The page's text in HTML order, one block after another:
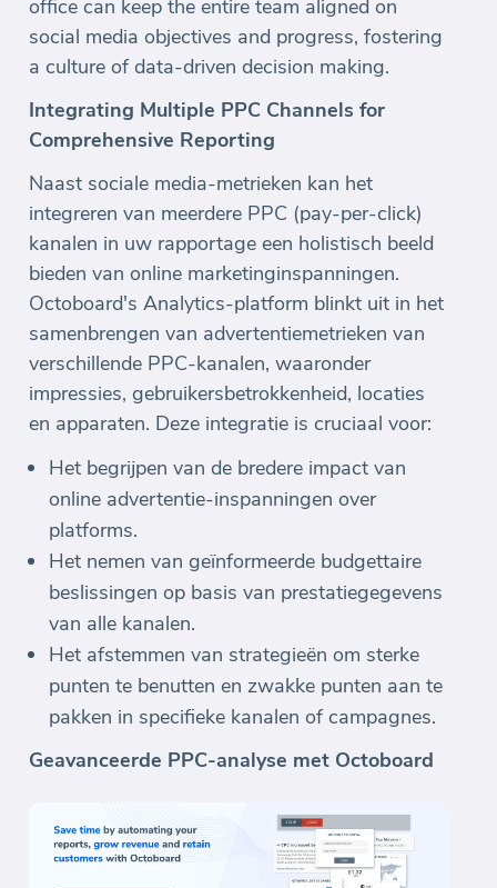
office can keep the entire team aligned on
social media objectives and progress, fostering
a culture of data-driven decision making.
Integrating Multiple PPC Channels for
Comprehensive Reporting
Naast sociale media-metrieken kan het
integreren van meerdere PPC (pay-per-click)
kanalen in uw rapportage een holistisch beeld
bieden van online marketinginspanningen.
Octoboard's Analytics-platform blinkt uit in het
samenbrengen van advertentiemetrieken van
verschillende PPC-kanalen, waaronder
impressies, gebruikersbetrokkenheid, locaties
en apparaten. Deze integratie is cruciaal voor:
Het begrijpen van de bredere impact van
online advertentie-inspanningen over
platforms.
Het nemen van geïnformeerde budgettaire
beslissingen op basis van prestatiegegevens
van alle kanalen.
Het afstemmen van strategieën om sterke
punten te benutten en zwakke punten aan te
pakken in specifieke kanalen of campagnes.
Geavanceerde PPC-analyse met Octoboard